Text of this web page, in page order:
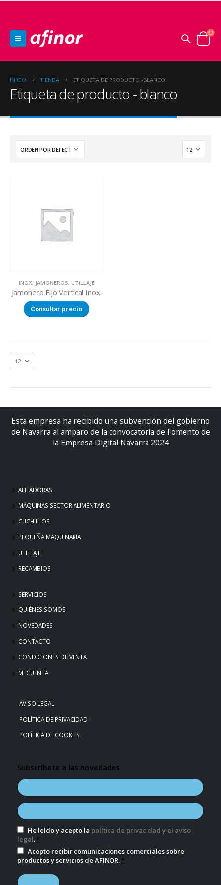
INICIO TIENDA ETIQUETA DE PRODUCTO -BLANCO
Etiqueta de producto - blanco
INOX, JAMONEROS, UTILLAJE
Jamonero Fijo Vertical Inox.
Consultar precio
Esta empresa ha recibido una subvención del gobierno
de Navarra al amparo de la convocatoria de Fomento de
la Empresa Digital Navarra 2024
AFILADORAS
MÁQUINAS SECTOR ALIMENTARIO
CUCHILLOS
PEQUEÑA MAQUINARIA
UTILLAJE
RECAMBIOS
SERVICIOS
QUIÉNES SOMOS
NOVEDADES
CONTACTO
CONDICIONES DE VENTA
MI CUENTA
AVISO LEGAL
POLÍTICA DE PRIVACIDAD
POLÍTICA DE COOKIES
Subscríbete a las novedades
He leído y acepto la política de privacidad y el aviso
legal. *
Acepto recibir comunicaciones comerciales sobre
productos y servicios de AFINOR. *